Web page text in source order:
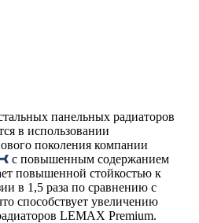
панельных радиаторов
в использовании
поколения компании
с повышенным содержанием
повышенной стойкостью к
в 1,5 раза по сравнению с
способствует увеличению
LEMAX Premium.